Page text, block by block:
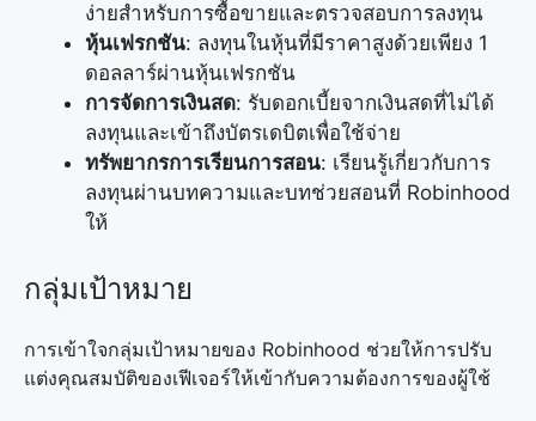
ง่ายสำหรับการซื้อขายและตรวจสอบการลงทุน
หุ้นเฟรกชัน: ลงทุนในหุ้นที่มีราคาสูงด้วยเพียง 1
ดอลลาร์ผ่านหุ้นเฟรกชัน
การจัดการเงินสด: รับดอกเบี้ยจากเงินสดที่ไม่ได้
ลงทุนและเข้าถึงบัตรเดบิตเพื่อใช้จ่าย
ทรัพยากรการเรียนการสอน: เรียนรู้เกี่ยวกับการ
ลงทุนผ่านบทความและบทช่วยสอนที่ Robinhood
ให้
กลุ่มเป้าหมาย
การเข้าใจกลุ่มเป้าหมายของ Robinhood ช่วยให้การปรับ
แต่งคุณสมบัติของเฟีเจอร์ให้เข้ากับความต้องการของผู้ใช้